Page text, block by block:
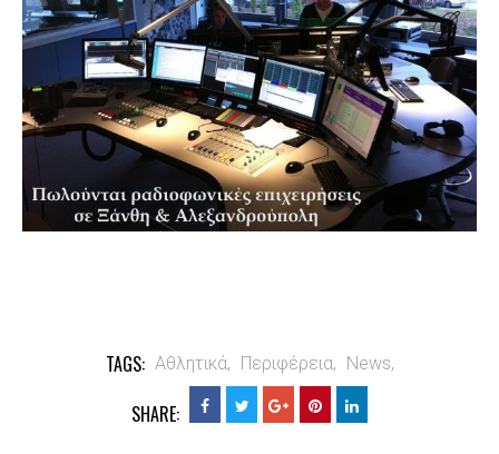
TAGS: Αθλητικά, Περιφέρεια, News,
SHARE: